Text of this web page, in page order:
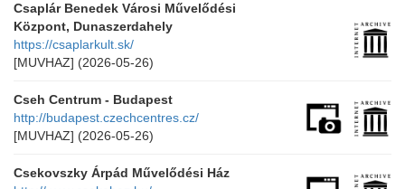
Csaplár Benedek Városi Művelődési
Központ, Dunaszerdahely
https://csaplarkult.sk/
[MUVHAZ] (2026-05-26)
Cseh Centrum - Budapest
http://budapest.czechcentres.cz/
[MUVHAZ] (2026-05-26)
Csekovszky Árpád Művelődési Ház